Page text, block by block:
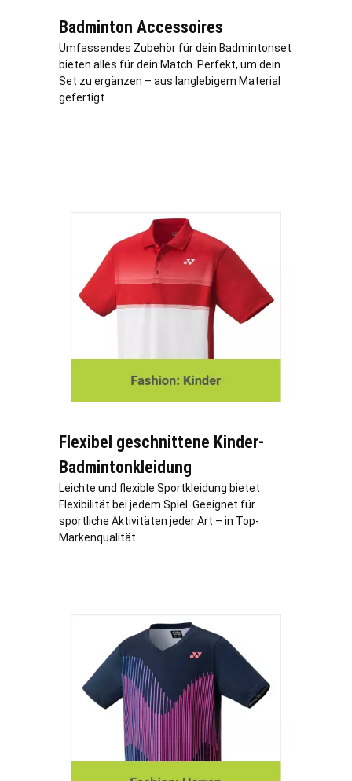
Badminton Accessoires
Umfassendes Zubehör für dein Badmintonset
bieten alles für dein Match. Perfekt, um dein
Set zu ergänzen – aus langlebigem Material
gefertigt.
Flexibel geschnittene Kinder-
Badmintonkleidung
Leichte und flexible Sportkleidung bietet
Flexibilität bei jedem Spiel. Geeignet für
sportliche Aktivitäten jeder Art – in Top-
Markenqualität.